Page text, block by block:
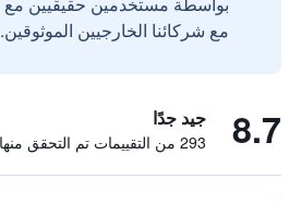
مع شركائنا الخارجيين الموثوقين.
8.7 جيد جدًا
293 من التقييمات تم التحقق منها